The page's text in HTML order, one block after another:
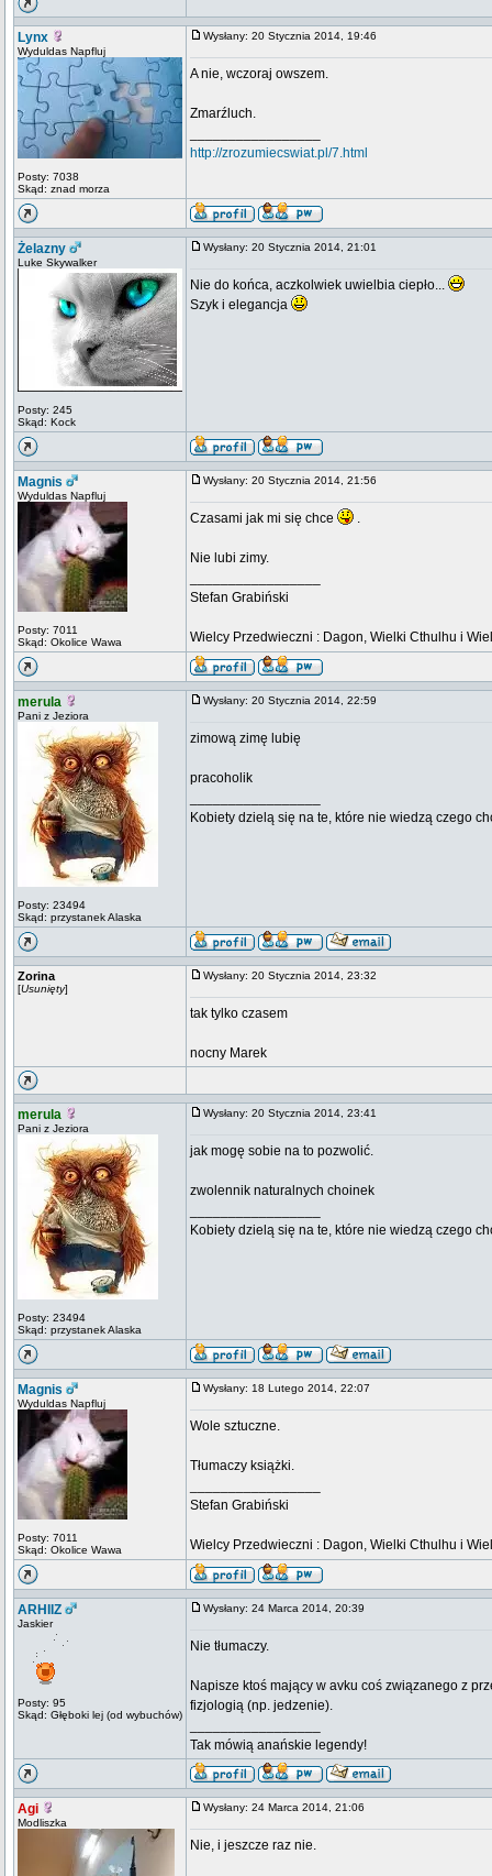
Lynx
Wyduldas Napfluj
Posty: 7038
Skąd: znad morza
Wysłany: 20 Stycznia 2014, 19:46
A nie, wczoraj owszem.
Zmarźluch.
http://zrozumiecswiat.pl/7.html
Żelazny
Luke Skywalker
Posty: 245
Skąd: Kock
Wysłany: 20 Stycznia 2014, 21:01
Nie do końca, aczkolwiek uwielbia ciepło...
Szyk i elegancja
Magnis
Wyduldas Napfluj
Posty: 7011
Skąd: Okolice Wawa
Wysłany: 20 Stycznia 2014, 21:56
Czasami jak mi się chce .
Nie lubi zimy.
Stefan Grabiński
Wielcy Przedwieczni : Dagon, Wielki Cthulhu i
merula
Pani z Jeziora
Posty: 23494
Skąd: przystanek Alaska
Wysłany: 20 Stycznia 2014, 22:59
zimową zimę lubię
pracoholik
Kobiety dzielą się na te, które nie wiedzą czego
Zorina
[Usunięty]
Wysłany: 20 Stycznia 2014, 23:32
tak tylko czasem
nocny Marek
merula
Pani z Jeziora
Posty: 23494
Skąd: przystanek Alaska
Wysłany: 20 Stycznia 2014, 23:41
jak mogę sobie na to pozwolić.
zwolennik naturalnych choinek
Kobiety dzielą się na te, które nie wiedzą czego
Magnis
Wyduldas Napfluj
Posty: 7011
Skąd: Okolice Wawa
Wysłany: 18 Lutego 2014, 22:07
Wole sztuczne.
Tłumaczy książki.
Stefan Grabiński
Wielcy Przedwieczni : Dagon, Wielki Cthulhu i
ARHIIZ
Jaskier
Posty: 95
Skąd: Głęboki lej (od wybuchów)
Wysłany: 24 Marca 2014, 20:39
Nie tłumaczy.
Napisze ktoś mający w avku coś związanego z
fizjologią (np. jedzenie).
Tak mówią anańskie legendy!
Agi
Modliszka
Wysłany: 24 Marca 2014, 21:06
Nie, i jeszcze raz nie.